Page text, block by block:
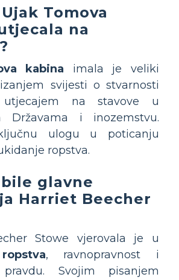
Tomova
na
kabina imala je veliki
svijesti o stvarnosti
na stavove u
Državama i inozemstvu.
ulogu u poticanju
ropstva.
glavne
Harriet Beecher
Stowe vjerovala je u
, ravnopravnost i
Svojim pisanjem